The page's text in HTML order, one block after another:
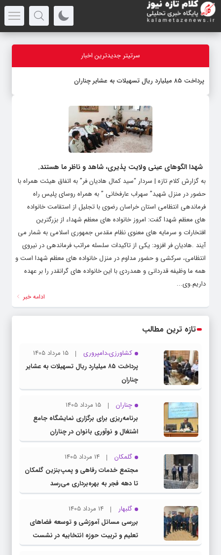
سرتیتر جدیدترین اخبار
پرداخت ۸۵ میلیارد ریال تسهیلات به عشایر چناران
شهدا الگوهای عینی ولایت پذیری، شاهد و ناظر ما هستند.
به گزارش کلام تازه | سردار “سید کمال هادیان فر” به اتفاق هیئت همراه با
حضور در منزل شهید” سهراب عارفخانی ” به همراه روسای پلیس راه
فرماندهی انتظامی استان خراسان رضوی با تجلیل از استقامت خانواده
های معظم شهدا گفت: امروز خانواده های معظم شهداء از بزرگترین
افتخارات و سرمایه های معنوی نظام مقدس جمهوری اسلامی به شمار می
آیند .هادیان فر افزود: یکی از تاکیدات سلسله مراتب فرماندهی در نیروی
انتظامی، سرکشی و حضور مداوم در منزل خانواده‌ های معظم شهدا است و
همه ما وظیفه قدردانی و همدردی با این خانواده های گرانقدر را بر عهده
داریم.وی...
ادامه خبر
تازه ترین مطالب
کشاورزی،دامپروری
15 مرداد 1405
پرداخت ۸۵ میلیارد ریال تسهیلات به عشایر
چناران
چناران
15 مرداد 1405
برنامه‌ریزی برای برگزاری نمایشگاه جامع
اشتغال و نوآوری بانوان در چناران
گلمکان
14 مرداد 1405
مجتمع خدمات رفاهی و پمپ‌بنزین گلمکان
تا دهه فجر به بهره‌برداری می‌رسد
گلبهار
14 مرداد 1405
بررسی مسائل آموزشی و توسعه فضاهای
تعلیم و تربیت حوزه انتخابیه در نشست
مشترک عضو کمیسیون آموزش مجلس با